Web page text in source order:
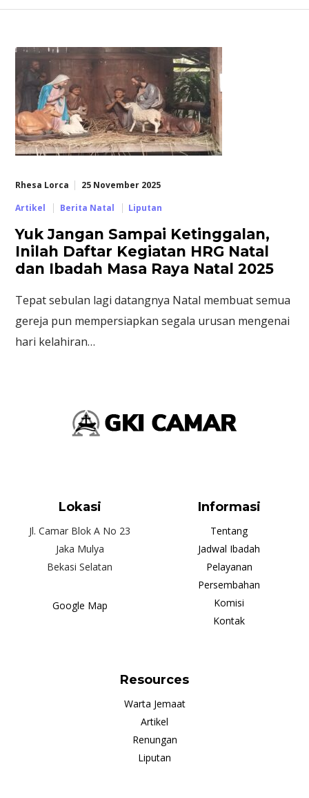
Rhesa Lorca
25 November 2025
Artikel
Berita Natal Liputan
Yuk Jangan Sampai Ketinggalan,
Inilah Daftar Kegiatan HRG Natal
dan Ibadah Masa Raya Natal 2025
Tepat sebulan lagi datangnya Natal membuat semua
gereja pun mempersiapkan segala urusan mengenai
hari kelahiran…
Lokasi
Jl. Camar Blok A No 23
Jaka Mulya
Bekasi Selatan
Google Map
Informasi
Tentang
Jadwal Ibadah
Pelayanan
Persembahan
Komisi
Kontak
Resources
Warta Jemaat
Artikel
Renungan
Liputan